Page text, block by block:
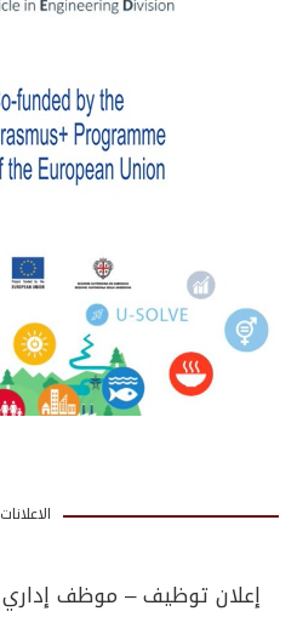
الاعلانات
إعلان توظيف – موظف إداري